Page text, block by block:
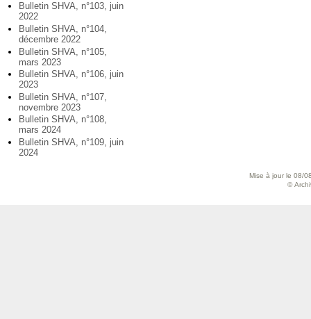
Bulletin SHVA, n°103, juin
2022
Bulletin SHVA, n°104,
décembre 2022
Bulletin SHVA, n°105,
mars 2023
Bulletin SHVA, n°106, juin
2023
Bulletin SHVA, n°107,
novembre 2023
Bulletin SHVA, n°108,
mars 2024
Bulletin SHVA, n°109, juin
2024
Mise à jour le 08/
©